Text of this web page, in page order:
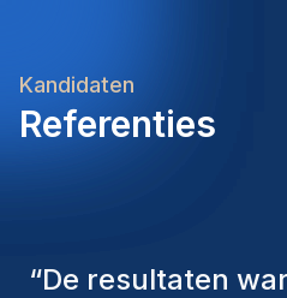
Kandidaten
Referenties
“De consultants